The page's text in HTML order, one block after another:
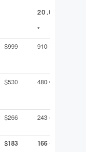
20.07.07
*
$999 910 €
$530 480 €
$266 243 €
$183 166 €